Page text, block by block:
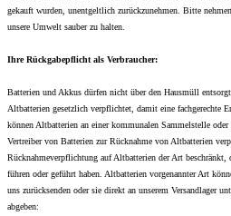
gekauft wurden, unentgeltlich zurückzunehmen. Bitte
unsere Umwelt sauber zu halten.
Ihre Rückgabepflicht als Verbraucher:
Batterien und Akkus dürfen nicht über den Hausmüll
Altbatterien gesetzlich verpflichtet, damit eine fachgerechte
können Altbatterien an einer kommunalen Sammelstelle
Vertreiber von Batterien zur Rücknahme von Altbatterien
Rücknahmeverpflichtung auf Altbatterien der Art
führen oder geführt haben. Altbatterien vorgenannter Art
uns zurücksenden oder sie direkt an unserem Versandlager
abgeben: